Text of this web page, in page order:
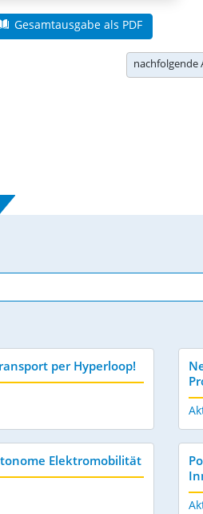
Gesamtausgabe als PDF
nachfolgende
per Hyperloop!
Elektromobilität